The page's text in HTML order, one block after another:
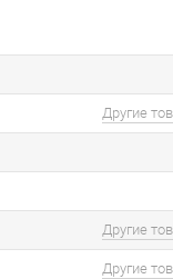
Другие
Другие
Другие